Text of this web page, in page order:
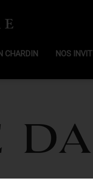
CHARDIN NOS